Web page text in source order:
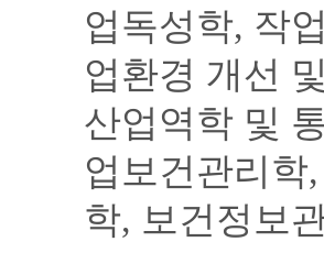
업독성학, 작
업환경 개선
산업역학 및
업보건관리학
학, 보건정보